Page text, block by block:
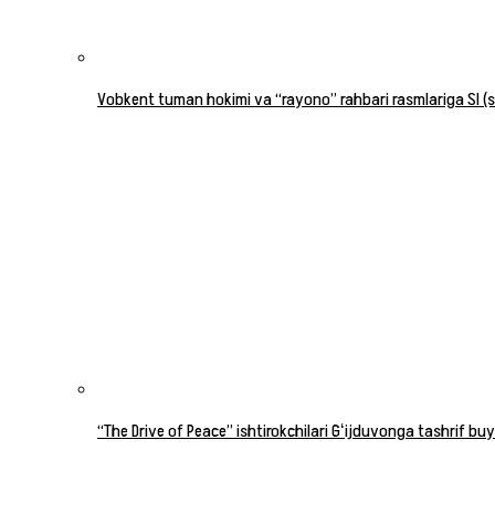
Vobkent tuman hokimi va “rayono” rahbari rasmlariga
“The Drive of Peace” ishtirokchilari Gʻijduvonga tashrif